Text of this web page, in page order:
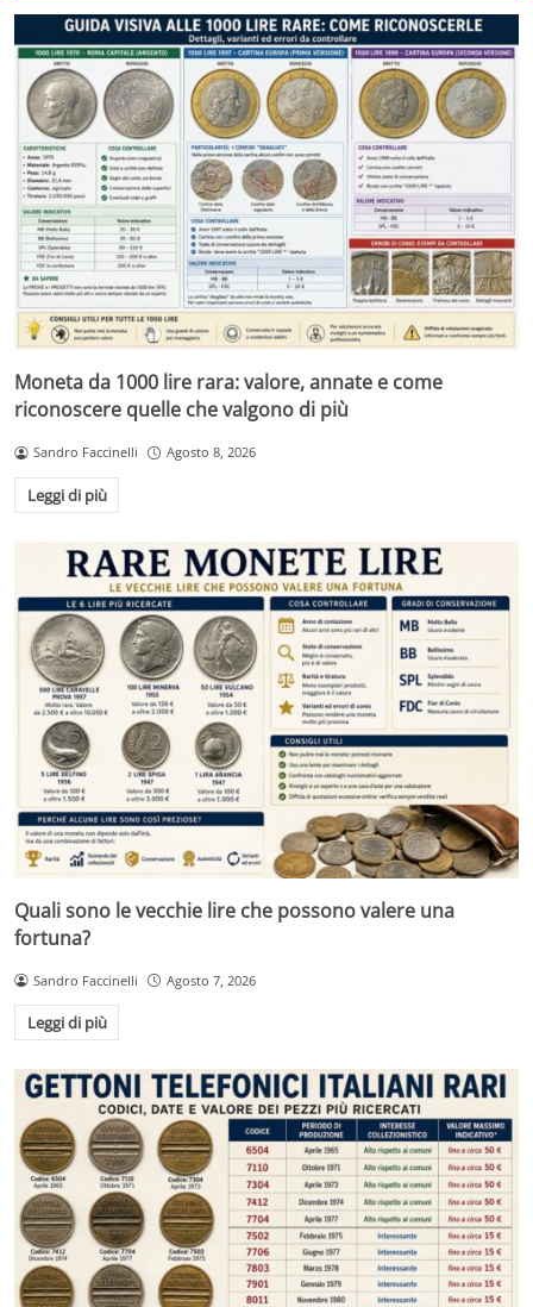
Moneta da 1000 lire rara: valore, annate e come
riconoscere quelle che valgono di più
Sandro Faccinelli Agosto 8, 2026
Leggi di più
Quali sono le vecchie lire che possono valere una
fortuna?
Sandro Faccinelli Agosto 7, 2026
Leggi di più